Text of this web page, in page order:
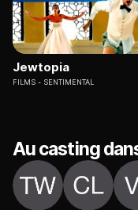
Jewtopia
FILMS SENTIMENTAL
Au casting